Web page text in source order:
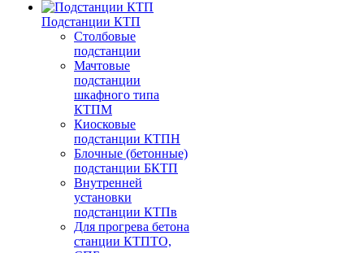
Подстанции КТП
Столбовые
подстанции
Мачтовые
подстанции
шкафного типа
КТПМ
Киосковые
подстанции КТПН
Блочные (бетонные)
подстанции БКТП
Внутренней
установки
подстанции КТПв
Для прогрева бетона
станции КТПТО,